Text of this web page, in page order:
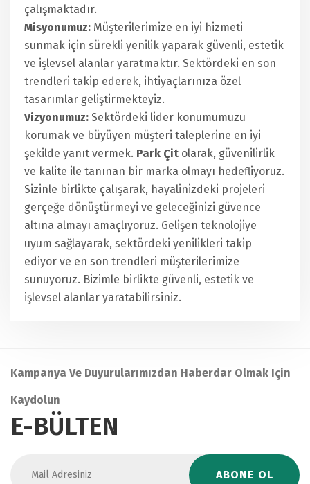
çalışmaktadır.
Misyonumuz: Müşterilerimize en iyi hizmeti
sunmak için sürekli yenilik yaparak güvenli, estetik
ve işlevsel alanlar yaratmaktır. Sektördeki en son
trendleri takip ederek, ihtiyaçlarınıza özel
tasarımlar geliştirmekteyiz.
Vizyonumuz: Sektördeki lider konumumuzu
korumak ve büyüyen müşteri taleplerine en iyi
şekilde yanıt vermek. Park Çit olarak, güvenilirlik
ve kalite ile tanınan bir marka olmayı hedefliyoruz.
Sizinle birlikte çalışarak, hayalinizdeki projeleri
gerçeğe dönüştürmeyi ve geleceğinizi güvence
altına almayı amaçlıyoruz. Gelişen teknolojiye
uyum sağlayarak, sektördeki yenilikleri takip
ediyor ve en son trendleri müşterilerimize
sunuyoruz. Bizimle birlikte güvenli, estetik ve
işlevsel alanlar yaratabilirsiniz.
Kampanya Ve Duyurularımızdan Haberdar Olmak Için
Kaydolun
E-BÜLTEN
ABONE OL